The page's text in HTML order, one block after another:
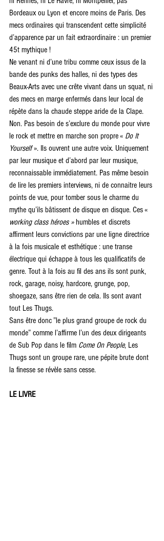
Bordeaux ou Lyon et encore moins de Paris. Des
mecs ordinaires qui transcendent cette simplicité
d’apparence par un fait extraordinaire : un premier
45t mythique !
Ne venant ni d’une tribu comme ceux issus de la
bande des punks des halles, ni des types des
Beaux-Arts avec une crête vivant dans un squat, ni
des mecs en marge enfermés dans leur local de
répète dans la chaude steppe aride de la Clape.
Non. Pas besoin de s’exclure du monde pour vivre
le rock et mettre en marche son propre « Do It
Yourself ». Ils ouvrent une autre voix. Uniquement
par leur musique et d’abord par leur musique,
reconnaissable immédiatement. Pas même besoin
de lire les premiers interviews, ni de connaitre leurs
points de vue, pour tomber sous le charme du
mythe qu’ils bâtissent de disque en disque. Ces «
working class héroes » humbles et discrets
affirment leurs convictions par une ligne directrice
à la fois musicale et esthétique : une transe
électrique qui échappe à tous les qualificatifs de
genre. Tout à la fois au fil des ans ils sont punk,
rock, garage, noisy, hardcore, grunge, pop,
shoegaze, sans être rien de cela. Ils sont avant
tout Les Thugs.
Sans être donc ”le plus grand groupe de rock du
monde” comme l’affirme l’un des deux dirigeants
de Sub Pop dans le film Come On People, Les
Thugs sont un groupe rare, une pépite brute dont
la finesse se révèle sans cesse.
LE LIVRE